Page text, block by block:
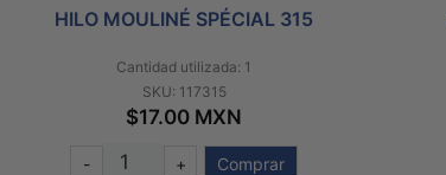
HILO MOULINÉ SPÉCIAL 315
Cantidad utilizada: 1
SKU: 117315
$17.00 MXN
- + Comprar